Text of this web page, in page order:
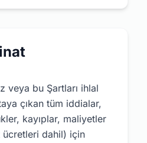
veya bu Şartları ihlal
çıkan tüm iddialar,
kayıplar, maliyetler
dahil) için